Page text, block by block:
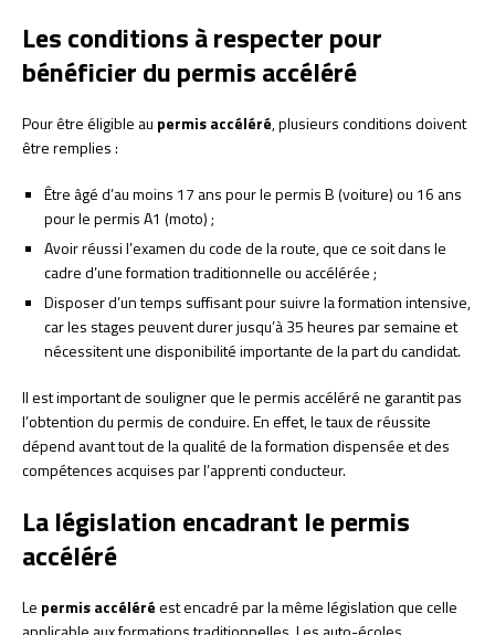
Les conditions à respecter pour
bénéficier du permis accéléré
Pour être éligible au permis accéléré, plusieurs conditions doivent
être remplies :
Être âgé d’au moins 17 ans pour le permis B (voiture) ou 16 ans
pour le permis A1 (moto) ;
Avoir réussi l’examen du code de la route, que ce soit dans le
cadre d’une formation traditionnelle ou accélérée ;
Disposer d’un temps suffisant pour suivre la formation intensive,
car les stages peuvent durer jusqu’à 35 heures par semaine et
nécessitent une disponibilité importante de la part du candidat.
Il est important de souligner que le permis accéléré ne garantit pas
l’obtention du permis de conduire. En effet, le taux de réussite
dépend avant tout de la qualité de la formation dispensée et des
compétences acquises par l’apprenti conducteur.
La législation encadrant le permis
accéléré
Le permis accéléréest encadré par la même législation que celle